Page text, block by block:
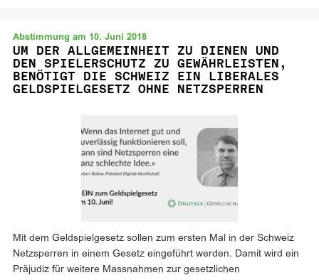
Abstimmung am 10. Juni 2018
UM DER ALLGEMEINHEIT ZU DIENEN UND
DEN SPIELERSCHUTZ ZU GEWÄHRLEISTEN,
BENÖTIGT DIE SCHWEIZ EIN LIBERALES
GELDSPIELGESETZ OHNE NETZSPERREN
Mit dem Geldspielgesetz sollen zum ersten Mal in der Schweiz
Netzsperren in einem Gesetz eingeführt werden. Damit wird ein
Präjudiz für weitere Massnahmen zur gesetzlichen